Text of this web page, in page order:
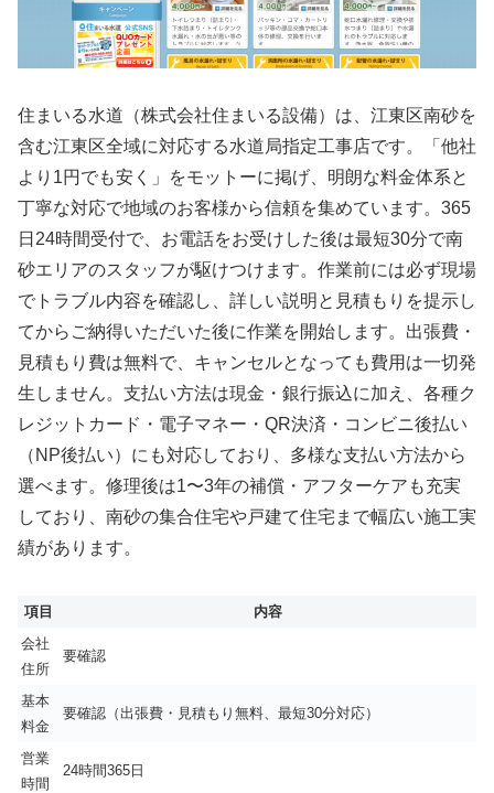
住まいる水道（株式会社住まいる設備）は、江東区南砂を
含む江東区全域に対応する水道局指定工事店です。「他社
より1円でも安く」をモットーに掲げ、明朗な料金体系と
丁寧な対応で地域のお客様から信頼を集めています。365
日24時間受付で、お電話をお受けした後は最短30分で南
砂エリアのスタッフが駆けつけます。作業前には必ず現場
でトラブル内容を確認し、詳しい説明と見積もりを提示し
てからご納得いただいた後に作業を開始します。出張費・
見積もり費は無料で、キャンセルとなっても費用は一切発
生しません。支払い方法は現金・銀行振込に加え、各種ク
レジットカード・電子マネー・QR決済・コンビニ後払い
（NP後払い）にも対応しており、多様な支払い方法から
選べます。修理後は1〜3年の補償・アフターケアも充実
しており、南砂の集合住宅や戸建て住宅まで幅広い施工実
績があります。
項目
内容
会社
住所
要確認
基本
料金
要確認（出張費・見積もり無料、最短30分対応）
営業
時間
24時間365日